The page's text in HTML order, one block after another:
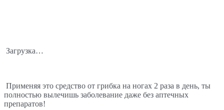
Загрузка…
полностью вылечишь заболевание даже без аптечных
препаратов!